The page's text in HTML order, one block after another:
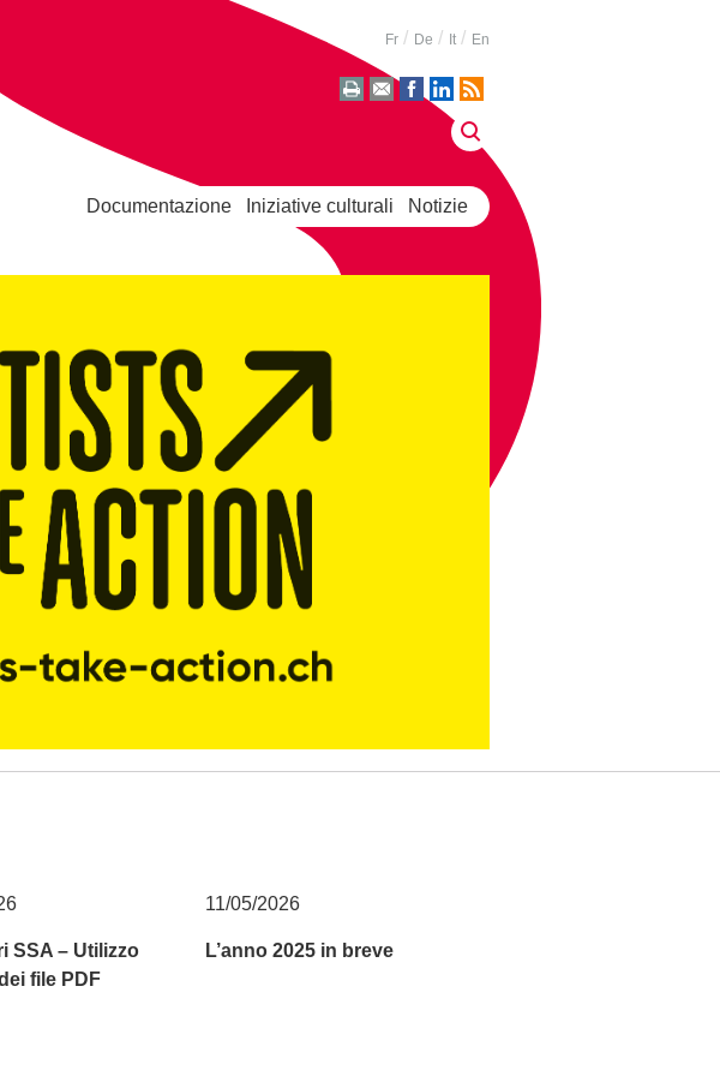
Fr De It En
Documentazione Iniziative culturali Notizie
SSA – Utilizzo
file PDF
11/05/2026
L’anno 2025 in breve